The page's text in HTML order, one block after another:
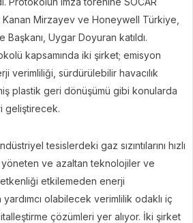
Kanan Mirzayev ve Honeywell Türkiye,
Uygar Doyuran katıldı.
kapsamında iki şirket; emisyon
verimliliği, sürdürülebilir havacılık
plastik geri dönüşümü gibi konularda
geliştirecek.
tesislerdeki gaz sızıntılarını hızlı
ve azaltan teknolojiler ve
etkilemeden enerji
olabilecek verimlilik odaklı iç
çözümleri yer alıyor. İki şirket